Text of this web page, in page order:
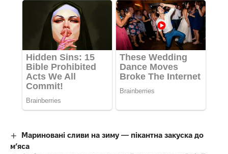
Мариновані сливи на зиму — пікантна закуска до
м’яса